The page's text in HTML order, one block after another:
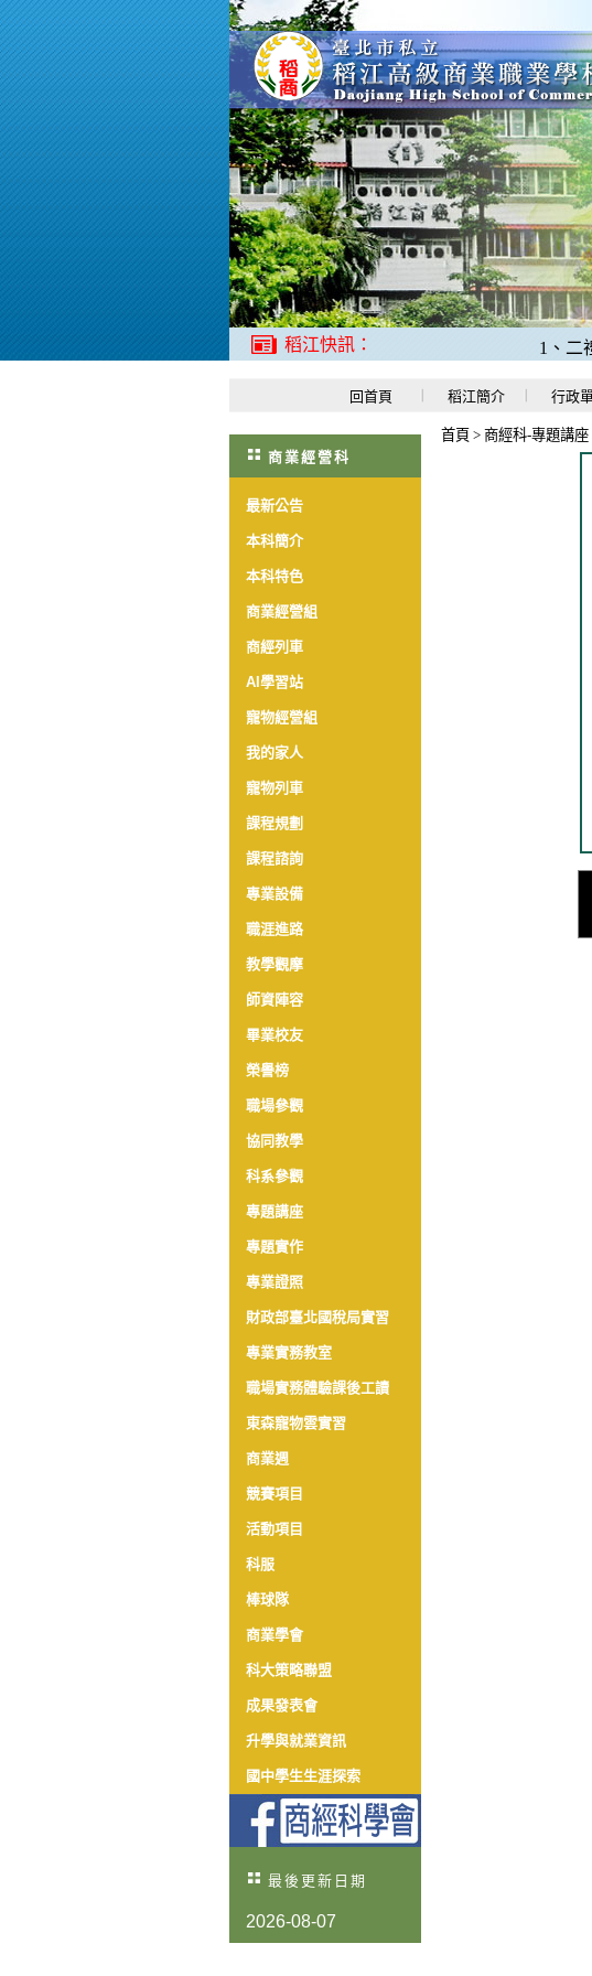
稻江快訊： 1、二禮
回首頁 稻江簡介 行政
商業經營科
最新公告
本科簡介
本科特色
商業經營組
商經列車
AI學習站
寵物經營組
我的家人
寵物列車
課程規劃
課程諮詢
專業設備
職涯進路
教學觀摩
師資陣容
畢業校友
榮譽榜
職場參觀
協同教學
科系參觀
專題講座
專題實作
專業證照
財政部臺北國稅局實習
專業實務教室
職場實務體驗課後工讀
東森寵物雲實習
商業週
競賽項目
活動項目
科服
棒球隊
商業學會
科大策略聯盟
成果發表會
升學與就業資訊
國中學生生涯探索
最後更新日期
2026-08-07
首頁 > 商經科-專題講座